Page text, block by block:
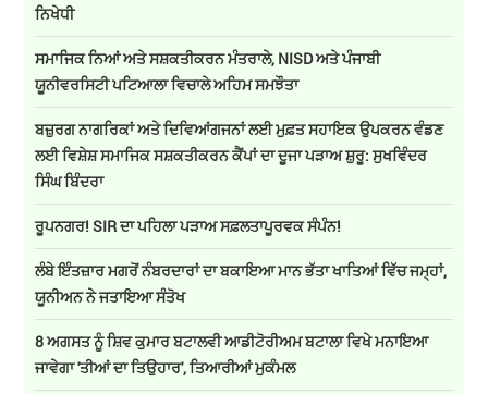
ਨਿਖੇਧੀ
ਸਮਾਜਿਕ ਨਿਆਂ ਅਤੇ ਸਸ਼ਕਤੀਕਰਨ ਮੰਤਰਾਲੇ, NISD ਅਤੇ ਪੰਜਾਬੀ
ਯੂਨੀਵਰਸਿਟੀ ਪਟਿਆਲਾ ਵਿਚਾਲੇ ਅਹਿਮ ਸਮਝੌਤਾ
ਬਜ਼ੁਰਗ ਨਾਗਰਿਕਾਂ ਅਤੇ ਦਿਵਿਆਂਗਜਨਾਂ ਲਈ ਮੁਫ਼ਤ ਸਹਾਇਕ ਉਪਕਰਨ ਵੰਡਣ
ਲਈ ਵਿਸ਼ੇਸ਼ ਸਮਾਜਿਕ ਸਸ਼ਕਤੀਕਰਨ ਕੈਂਪਾਂ ਦਾ ਦੂਜਾ ਪੜਾਅ ਸ਼ੁਰੂ: ਸੁਖਵਿੰਦਰ
ਸਿੰਘ ਬਿੰਦਰਾ
ਰੂਪਨਗਰ! SIR ਦਾ ਪਹਿਲਾ ਪੜਾਅ ਸਫ਼ਲਤਾਪੂਰਵਕ ਸੰਪੰਨ!
ਲੰਬੇ ਇੰਤਜ਼ਾਰ ਮਗਰੋਂ ਨੰਬਰਦਾਰਾਂ ਦਾ ਬਕਾਇਆ ਮਾਨ ਭੱਤਾ ਖਾਤਿਆਂ ਵਿੱਚ ਜਮ੍ਹਾਂ,
ਯੂਨੀਅਨ ਨੇ ਜਤਾਇਆ ਸੰਤੋਖ
8 ਅਗਸਤ ਨੂੰ ਸ਼ਿਵ ਕੁਮਾਰ ਬਟਾਲਵੀ ਆਡੀਟੋਰੀਅਮ ਬਟਾਲਾ ਵਿਖੇ ਮਨਾਇਆ
ਜਾਵੇਗਾ 'ਤੀਆਂ ਦਾ ਤਿਉਹਾਰ', ਤਿਆਰੀਆਂ ਮੁਕੰਮਲ